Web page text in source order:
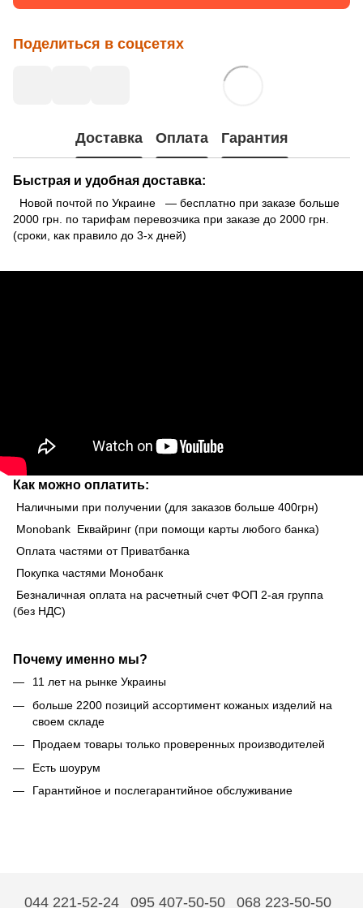
Поделиться в соцсетях
Доставка Оплата Гарантия
Быстрая и удобная доставка:
Новой почтой по Украине — бесплатно при заказе больше
2000 грн. по тарифам перевозчика при заказе до 2000 грн.
(сроки, как правило до 3-х дней)
Как можно оплатить:
Наличными при получении (для заказов больше 400грн)
Monobank Еквайринг (при помощи карты любого банка)
Оплата частями от Приватбанка
Покупка частями Монобанк
Безналичная оплата на расчетный счет ФОП 2-ая группа
(без НДС)
Почему именно мы?
11 лет на рынке Украины
больше 2200 позиций ассортимент кожаных изделий на
своем складе
Продаем товары только проверенных производителей
Есть шоурум
Гарантийное и послегарантийное обслуживание
044 221-52-24 095 407-50-50 068 223-50-50